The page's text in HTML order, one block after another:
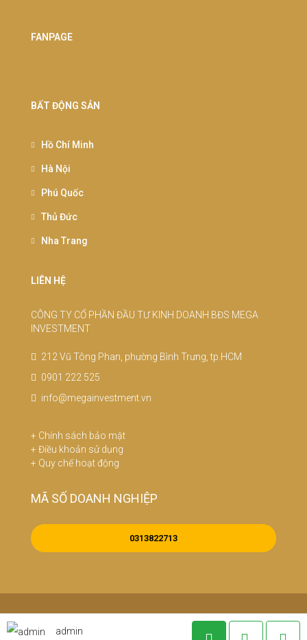
FANPAGE
BẤT ĐỘNG SẢN
Hồ Chí Minh
Hà Nội
Phú Quốc
Thủ Đức
Nha Trang
LIÊN HỆ
CÔNG TY CỔ PHẦN ĐẦU TƯ KINH DOANH BĐS MEGA
INVESTMENT
212 Vũ Tông Phan, phường Bình Trưng, tp.HCM
0901 222 525
info@megainvestment.vn
+ Chính sách bảo mật
+ Điều khoản sử dụng
+ Quy chế hoạt động
MÃ SỐ DOANH NGHIỆP
0313822713
© Bản quyền - Mega Investment
admin